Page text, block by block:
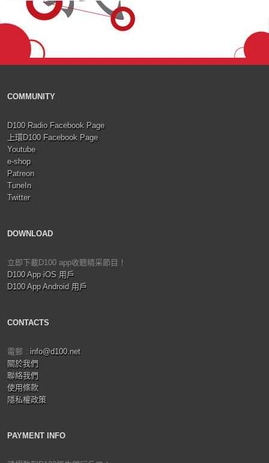
COMMUNITY
D100 Radio Facebook Page
上環D100 Facebook Page
Youtube
e-shop
Patreon
TuneIn
Twitter
DOWNLOAD
立即下載D100 app收聽精采節目！
D100 App iOS 用戶
D100 App Android 用戶
CONTACTS
電郵 : info@d100.net
關於我們
聯絡我們
使用條款
隱私權政策
PAYMENT INFO